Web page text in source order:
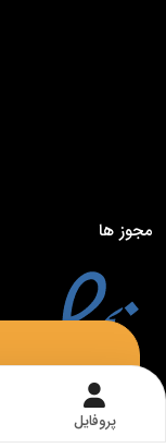
پروفایل
مشاوره در بله
مجوز ها